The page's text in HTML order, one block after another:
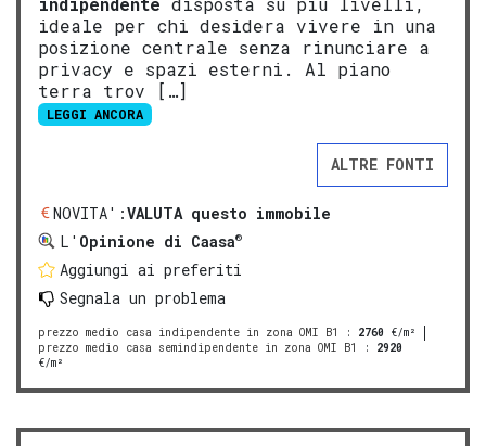
ideale per chi desidera vivere in una
posizione centrale senza rinunciare a
privacy e spazi esterni. Al piano
terra trov […]
LEGGI ANCORA
ALTRE FONTI
NOVITA':VALUTA questo immobile
L' Opinione di Caasa®
Aggiungi ai preferiti
Segnala un problema
prezzo medio casa indipendente in zona OMI B1 : 2760 €/m²
prezzo medio casa semindipendente in zona OMI B1
: 2920
€/m²